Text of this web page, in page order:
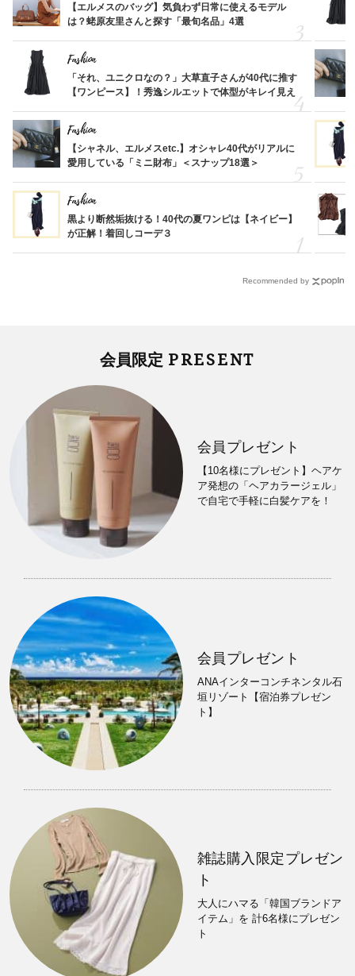
【エルメスのバッグ】気負わず日常に使えるモデル
は？蛯原友里さんと探す「最旬名品」4選
Fashion
「それ、ユニクロなの？」大草直子さんが40代に推す
【ワンピース】！秀逸シルエットで体型がキレイ見え
Fashion
【シャネル、エルメスetc.】オシャレ40代がリアルに
愛用している「ミニ財布」＜スナップ18選＞
Fashion
黒より断然垢抜ける！40代の夏ワンピは【ネイビー】
が正解！着回しコーデ３
Recommended by
会員限定 PRESENT
会員プレゼント
【10名様にプレゼント】ヘアケ
ア発想の「ヘアカラージェル」
で自宅で手軽に白髪ケアを！
会員プレゼント
ANAインターコンチネンタル石
垣リゾート【宿泊券プレゼン
ト】
雑誌購入限定プレゼン
ト
大人にハマる「韓国ブランドア
イテム」を 計6名様にプレゼン
ト